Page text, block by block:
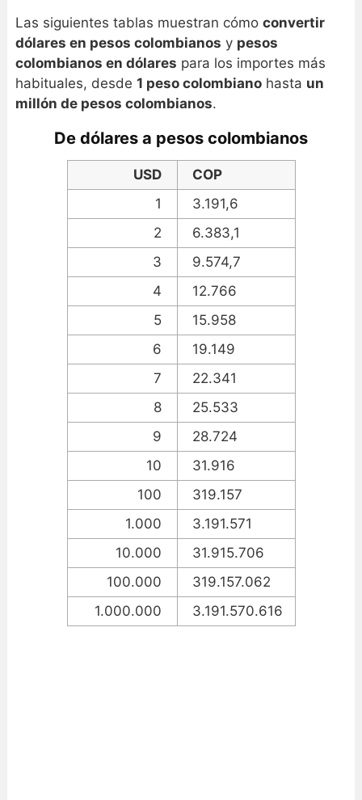
Las siguientes tablas muestran cómo convertir
dólares en pesos colombianos y pesos
colombianos en dólares para los importes más
habituales, desde 1 peso colombianohasta un
millón de pesos colombianos.
De dólares a pesos colombianos
USD
COP
1
3.191,6
2
6.383,1
3
9.574,7
4
12.766
5
15.958
6
19.149
7
22.341
8
25.533
9
28.724
10
31.916
100
319.157
1.000
3.191.571
10.000
31.915.706
100.000
319.157.062
1.000.000
3.191.570.616